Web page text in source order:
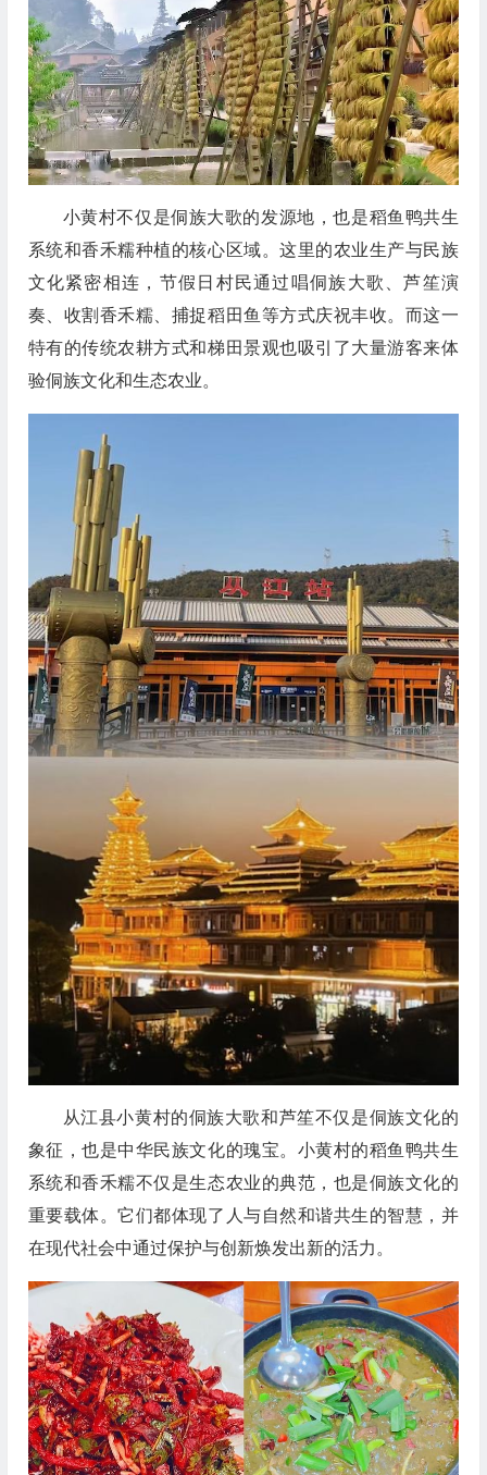
小黄村不仅是侗族大歌的发源地，也是稻鱼鸭共生
系统和香禾糯种植的核心区域。这里的农业生产与民族
文化紧密相连 ， 节假日 村民通过唱侗族大歌、芦笙演
奏、 收割香禾糯、捕捉稻田鱼等方式庆祝丰收。 而这一
特有的传统农耕方式和梯田景观也吸引了大量游客来体
验侗族文化和生态农业。
从江县小黄村的侗族大歌和芦笙不仅是侗族文化的
象征，也是中华民族文化的瑰宝。小黄村的稻鱼鸭共生
系统和香禾糯不仅是生态农业的典范，也是侗族文化的
重要载体。它们都体现了人与自然和谐共生的智慧，并
在现代社会中通过保护与创新焕发出新的活力。